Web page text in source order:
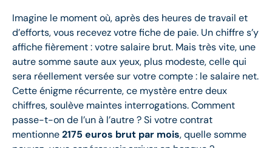
Imagine le moment où, après des heures de travail et
d’efforts, vous recevez votre fiche de paie. Un chiffre s’y
affiche fièrement : votre salaire brut. Mais très vite, une
autre somme saute aux yeux, plus modeste, celle qui
sera réellement versée sur votre compte : le salaire net.
Cette énigme récurrente, ce mystère entre deux
chiffres, soulève maintes interrogations. Comment
passe-t-on de l’un à l’autre ? Si votre contrat
mentionne2175 euros brut par mois, quelle somme